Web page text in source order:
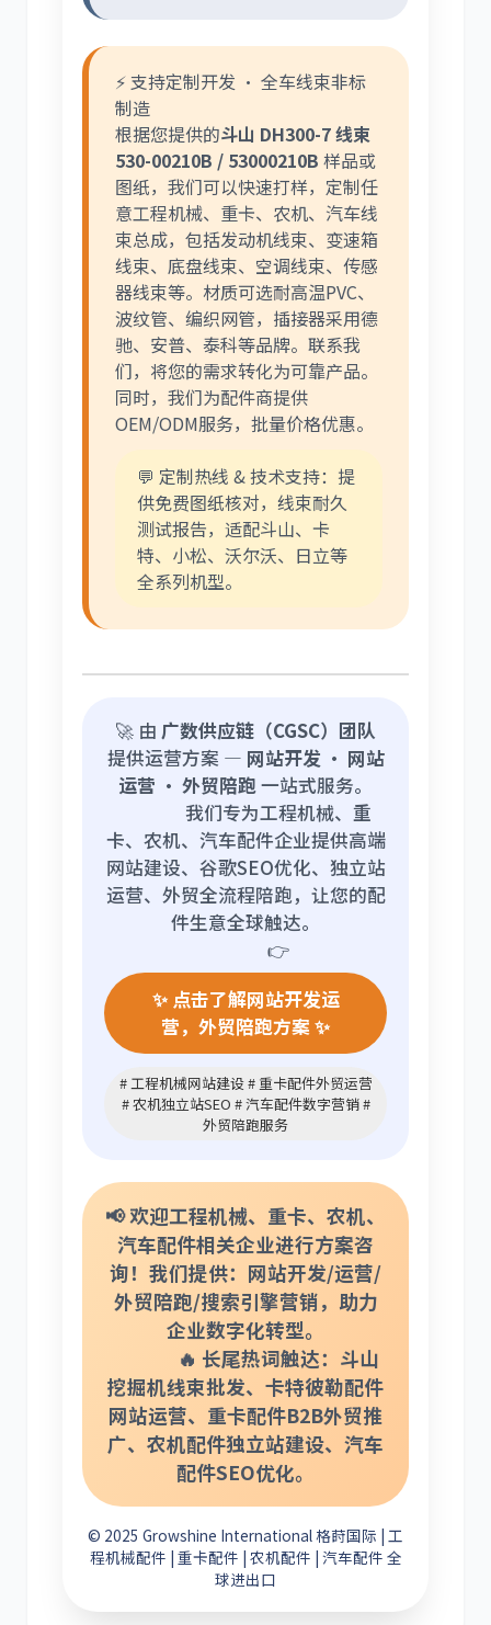
⚡ 支持定制开发 · 全车线束非标
制造
根据您提供的斗山 DH300-7 线束
530-00210B / 53000210B 样品或
图纸，我们可以快速打样，定制任
意工程机械、重卡、农机、汽车线
束总成，包括发动机线束、变速箱
线束、底盘线束、空调线束、传感
器线束等。材质可选耐高温PVC、
波纹管、编织网管，插接器采用德
驰、安普、泰科等品牌。联系我
们，将您的需求转化为可靠产品。
同时，我们为配件商提供
OEM/ODM服务，批量价格优惠。
💬 定制热线 & 技术支持：提
供免费图纸核对，线束耐久
测试报告，适配斗山、卡
特、小松、沃尔沃、日立等
全系列机型。
🚀 由 广数供应链（CGSC）团队
提供运营方案 — 网站开发 · 网站
运营 · 外贸陪跑一站式服务。
我们专为工程机械、重
卡、农机、汽车配件企业提供高端
网站建设、谷歌SEO优化、独立站
运营、外贸全流程陪跑，让您的配
件生意全球触达。
👉
✨ 点击了解网站开发运
营，外贸陪跑方案 ✨
# 工程机械网站建设 # 重卡配件外贸运营
# 农机独立站SEO # 汽车配件数字营销 #
外贸陪跑服务
📢 欢迎工程机械、重卡、农机、
汽车配件相关企业进行方案咨
询！我们提供：网站开发/运营/
外贸陪跑/搜索引擎营销，助力
企业数字化转型。
🔥 长尾热词触达：斗山
挖掘机线束批发、卡特彼勒配件
网站运营、重卡配件B2B外贸推
广、农机配件独立站建设、汽车
配件SEO优化。
© 2025 Growshine International 格莳国际 | 工
程机械配件 | 重卡配件 | 农机配件 | 汽车配件 全
球进出口